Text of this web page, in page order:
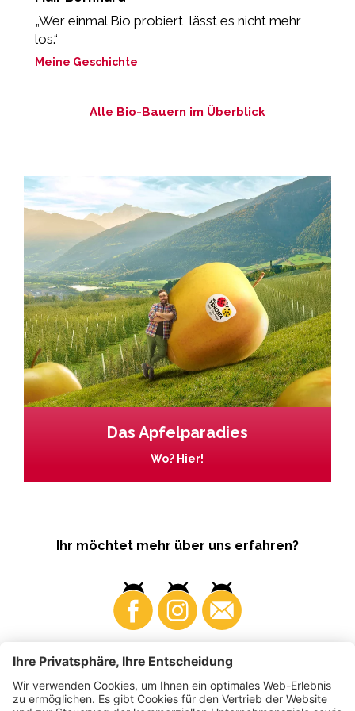
„Wer einmal Bio probiert, lässt es nicht mehr
los.“
Meine Geschichte
Alle Bio-Bauern im Überblick
Das Apfelparadies
Wo? Hier!
Ihr möchtet mehr über uns erfahren?
Business Produzenten